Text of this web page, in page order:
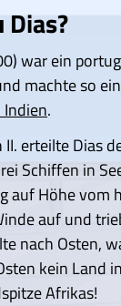
war ein
machte so
Indien.
erteilte Dias
Schiffen in
auf Höhe vom
auf und
nach Osten,
kein Land
Afrikas!